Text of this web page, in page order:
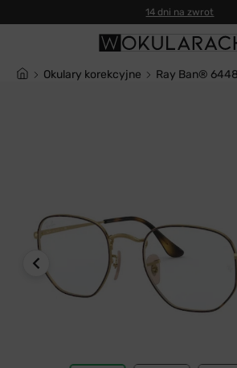
14 dni na zwrot
Okulary korekcyjne Ray Ban®